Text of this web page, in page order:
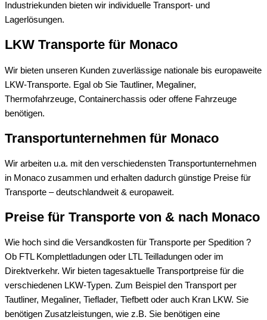
Industriekunden bieten wir individuelle Transport- und
Lagerlösungen.
LKW Transporte für Monaco
Wir bieten unseren Kunden zuverlässige nationale bis europaweite
LKW-Transporte. Egal ob Sie Tautliner, Megaliner,
Thermofahrzeuge, Containerchassis oder offene Fahrzeuge
benötigen.
Transportunternehmen für Monaco
Wir arbeiten u.a. mit den verschiedensten Transportunternehmen
in Monaco zusammen und erhalten dadurch günstige Preise für
Transporte – deutschlandweit & europaweit.
Preise für Transporte von & nach Monaco
Wie hoch sind die Versandkosten für Transporte per Spedition ?
Ob FTL Komplettladungen oder LTL Teilladungen oder im
Direktverkehr. Wir bieten tagesaktuelle Transportpreise für die
verschiedenen LKW-Typen. Zum Beispiel den Transport per
Tautliner, Megaliner, Tieflader, Tiefbett oder auch Kran LKW. Sie
benötigen Zusatzleistungen, wie z.B. Sie benötigen eine